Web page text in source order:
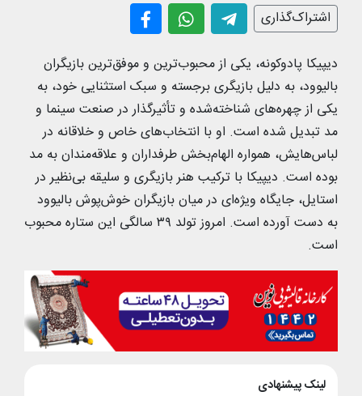
اشتراک‌گذاری
دیپیکا پادوکونه، یکی از محبوب‌ترین و موفق‌ترین بازیگران
بالیوود، به دلیل بازیگری برجسته و سبک استثنایی خود، به
یکی از چهره‌های شناخته‌شده و تأثیرگذار در صنعت سینما و
مد تبدیل شده است. او با انتخاب‌های خاص و خلاقانه در
لباس‌هایش، همواره الهام‌بخش طرفداران و علاقه‌مندان به مد
بوده است. دیپیکا با ترکیب هنر بازیگری و سلیقه بی‌نظیر در
استایل، جایگاه ویژه‌ای در میان بازیگران خوش‌پوش بالیوود
به دست آورده است. امروز تولد ۳۹ سالگی این ستاره محبوب
است.
لینک پیشنهادی